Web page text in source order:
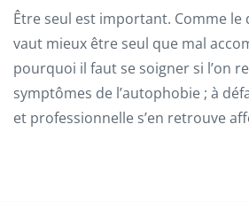
Être seul est important. Comme le
vaut mieux être seul que mal
pourquoi il faut se soigner si l’on
symptômes de l’autophobie ; à
et professionnelle s’en retrouve